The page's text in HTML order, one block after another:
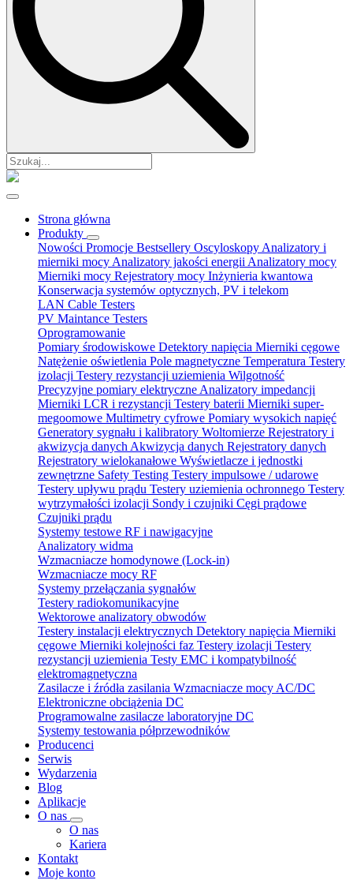
Strona główna
Produkty
Nowości Promocje Bestsellery Oscyloskopy Analizatory i
mierniki mocy Analizatory jakości energii Analizatory mocy
Mierniki mocy Rejestratory mocy Inżynieria kwantowa
Konserwacja systemów optycznych, PV i telekom
LAN Cable Testers
PV Maintance Testers
Oprogramowanie
Pomiary środowiskowe Detektory napięcia Mierniki cęgowe
Natężenie oświetlenia Pole magnetyczne Temperatura Testery
izolacji Testery rezystancji uziemienia Wilgotność
Precyzyjne pomiary elektryczne Analizatory impedancji
Mierniki LCR i rezystancji Testery baterii Mierniki super-
megoomowe Multimetry cyfrowe Pomiary wysokich napięć
Generatory sygnału i kalibratory Woltomierze Rejestratory i
akwizycja danych Akwizycja danych Rejestratory danych
Rejestratory wielokanałowe Wyświetlacze i jednostki
zewnętrzne Safety Testing Testery impulsowe / udarowe
Testery upływu prądu Testery uziemienia ochronnego Testery
wytrzymałości izolacji Sondy i czujniki Cęgi prądowe
Czujniki prądu
Systemy testowe RF i nawigacyjne
Analizatory widma
Wzmacniacze homodynowe (Lock‑in)
Wzmacniacze mocy RF
Systemy przełączania sygnałów
Testery radiokomunikacyjne
Wektorowe analizatory obwodów
Testery instalacji elektrycznych Detektory napięcia Mierniki
cęgowe Mierniki kolejności faz Testery izolacji Testery
rezystancji uziemienia Testy EMC i kompatybilność
elektromagnetyczna
Zasilacze i źródła zasilania Wzmacniacze mocy AC/DC
Elektroniczne obciążenia DC
Programowalne zasilacze laboratoryjne DC
Systemy testowania półprzewodników
Producenci
Serwis
Wydarzenia
Blog
Aplikacje
O nas
O nas
Kariera
Kontakt
Moje konto